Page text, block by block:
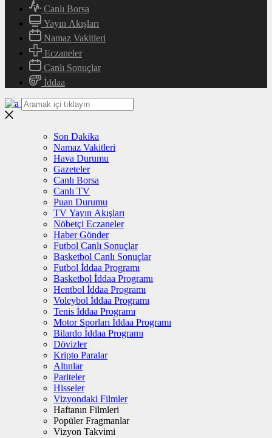
Canlı Borsa
Yayın Akışları
Namaz Vakitleri
Eczaneler
Canlı Sonuçlar
İddaa
Son Dakika
Namaz Vakitleri
Hava Durumu
Gazeteler
Canlı Borsa
Canlı TV
Puan Durumu
TV Yayın Akışları
Nöbetçi Eczaneler
Haber Gönder
Futbol Canlı Sonuçlar
Basketbol Canlı Sonuçlar
Futbol İddaa Programı
Basketbol İddaa Programı
Hentbol İddaa Programı
Voleybol İddaa Programı
Tenis İddaa Programı
Motor Sporları İddaa Programı
Bilardo İddaa Programı
Dövizler
Kripto Paralar
Altınlar
Pariteler
Hisseler
Vizyondaki Filmler
Haftanın Filmleri
Popüler Fragmanlar
Vizyon Takvimi